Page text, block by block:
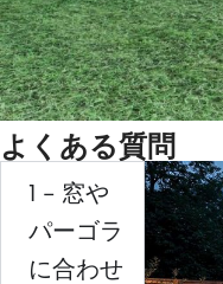
よくある質問
1 - 窓や
パーゴラ
に合わせ